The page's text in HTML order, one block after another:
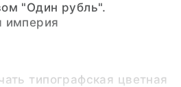
"Один рубль".
империя
типографская цветная